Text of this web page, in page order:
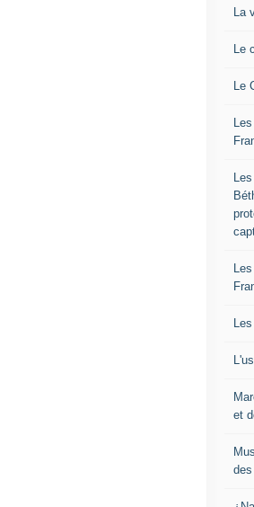
La
Le
Le
et
des